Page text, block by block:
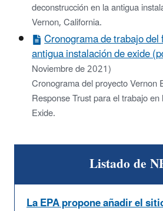
deconstrucción en la antigua
Vernon, California.
Cronograma de trabajo
antigua instalación de exide
Noviembre de 2021)
Cronograma del proyecto Vernon
Response Trust para el trabajo
Exide.
Listado de
La EPA propone añadir el